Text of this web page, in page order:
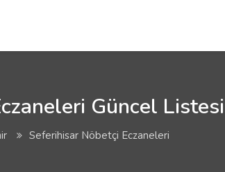
Güncel Listesi
Seferihisar Nöbetçi Eczaneleri